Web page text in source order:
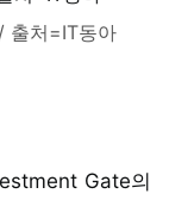
출처=IT동아
Gate의